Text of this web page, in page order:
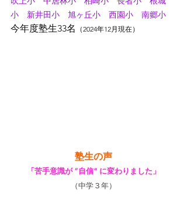
小　新井田小　旭ヶ丘小　西園小　南郷小
今年度塾生33名 （2024年12月現在）
塾生の声
「苦手意識が ”自信” に変わりました」
（中学３年）